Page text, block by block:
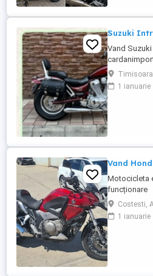
Suzuki
Vand
inmatriculat
la
diferenta
1 ianuarie
Vand
Motocicleta
funcționare
Costesti,
1 ianuarie